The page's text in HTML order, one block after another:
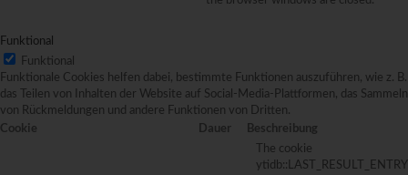
Funktional
Funktional
Funktionale Cookies helfen dabei, bestimmte Funktionen auszuführen, wie z. B.
das Teilen von Inhalten der Website auf Social-Media-Plattformen, das Sammeln
von Rückmeldungen und andere Funktionen von Dritten.
Cookie Dauer Beschreibung
The cookie